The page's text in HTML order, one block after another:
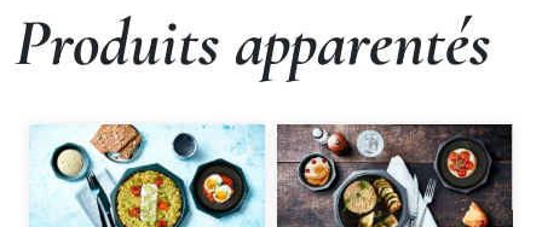
Produits apparentés